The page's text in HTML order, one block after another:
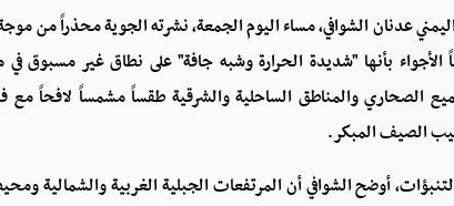
الأجواء بأنها "شديدة الحرارة وشبه جافة" على نطاق غير
الصحاري والمناطق الساحلية والشرقية طقساً مشمساً لافحاً
الصيف المبكر.
أوضح الشوافي أن المرتفعات الجبلية الغربية والشمالية